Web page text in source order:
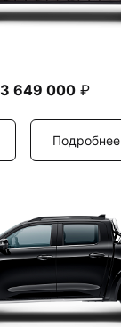
3 649 000 ₽
Подробнее